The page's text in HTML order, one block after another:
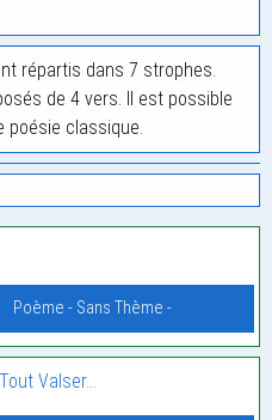
répartis dans 7 strophes.
de 4 vers. Il est possible
classique.
Poème - Sans Thème -
Valser…